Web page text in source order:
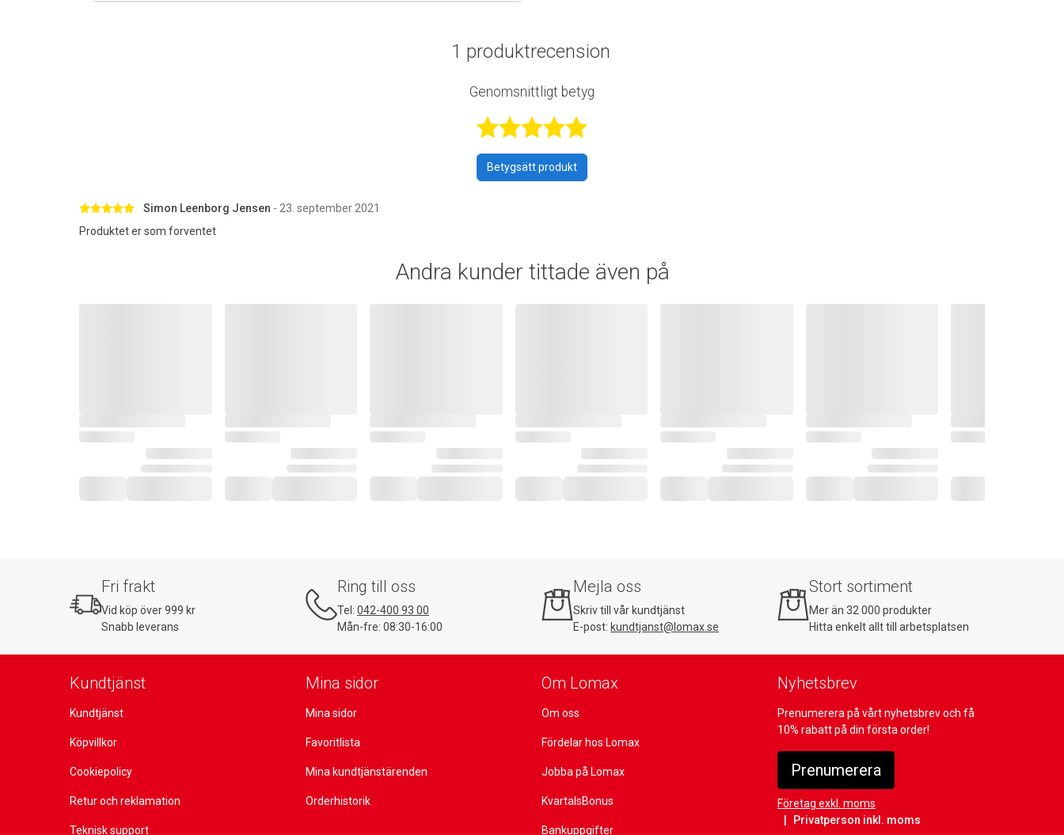
1 produktrecension
Genomsnittligt betyg
Betygsatt 5 av 5 stjärnor
Betygsätt produkt
Betygsatt 5 av 5 stjärnor
Simon Leenborg Jensen - 23. september 2021
Produktet er som forventet
Andra kunder tittade även på
Fri frakt
Vid köp över 999 kr
Snabb leverans
Ring till oss
Tel: 042-400 93 00
Mån-fre: 08:30-16:00
Mejla oss
Skriv till vår kundtjänst
E-post: kundtjanst@lomax.se
Stort sortiment
Mer än 32 000 produkter
Hitta enkelt allt till arbetsplatsen
Kundtjänst
Kundtjänst
Köpvillkor
Cookiepolicy
Retur och reklamation
Teknisk support
Mina sidor
Mina sidor
Favoritlista
Mina kundtjänstärenden
Orderhistorik
Om Lomax
Om oss
Fördelar hos Lomax
Jobba på Lomax
KvartalsBonus
Bankuppgifter
Nyhetsbrev
Prenumerera på vårt nyhetsbrev och få
10% rabatt på din första order!
Prenumerera
Företag exkl. moms
Privatperson inkl. moms